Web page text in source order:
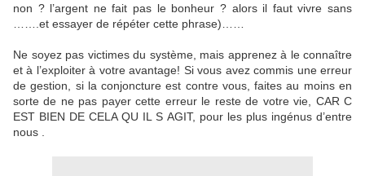
non ? l’argent ne fait pas le bonheur ? alors il faut vivre sans
…….et essayer de répéter cette phrase)……
Ne soyez pas victimes du système, mais apprenez à le connaître
et à l’exploiter à votre avantage! Si vous avez commis une erreur
de gestion, si la conjoncture est contre vous, faites au moins en
sorte de ne pas payer cette erreur le reste de votre vie, CAR C
EST BIEN DE CELA QU IL S AGIT, pour les plus ingénus d’entre
nous .